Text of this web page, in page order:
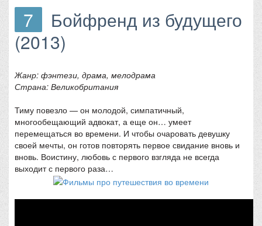
7
Бойфренд из будущего
(2013)
Жанр: фэнтези, драма, мелодрама
Страна: Великобритания
Тиму повезло — он молодой, симпатичный,
многообещающий адвокат, а еще он… умеет
перемещаться во времени. И чтобы очаровать девушку
своей мечты, он готов повторять первое свидание вновь и
вновь. Воистину, любовь с первого взгляда не всегда
выходит с первого раза…